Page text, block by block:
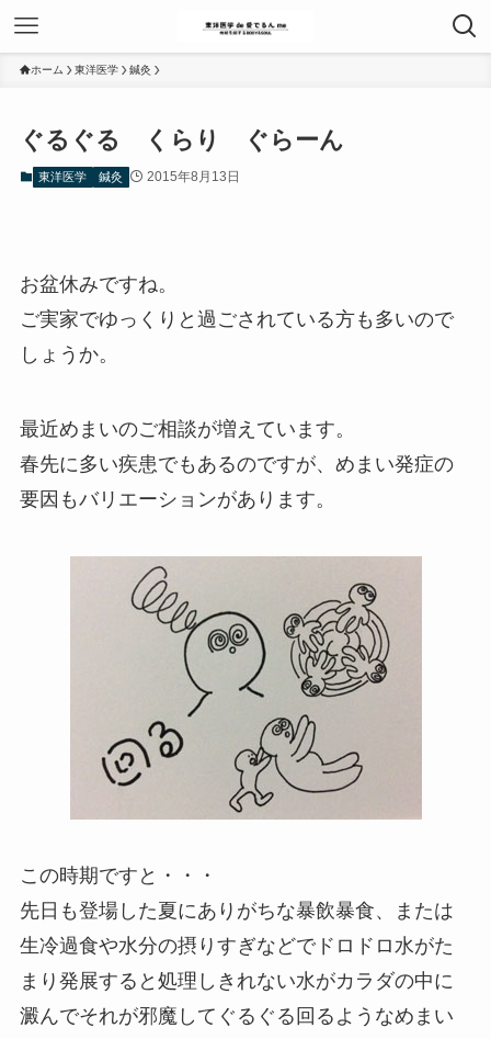
ホーム 東洋医学 鍼灸
ぐるぐる くらり ぐらーん
東洋医学 鍼灸 2015年8月13日
お盆休みですね。
ご実家でゆっくりと過ごされている方も多いので
しょうか。
最近めまいのご相談が増えています。
春先に多い疾患でもあるのですが、めまい発症の
要因もバリエーションがあります。
この時期ですと・・・
先日も登場した夏にありがちな暴飲暴食、または
生冷過食や水分の摂りすぎなどでドロドロ水がた
まり発展すると処理しきれない水がカラダの中に
澱んでそれが邪魔してぐるぐる回るようなめまい